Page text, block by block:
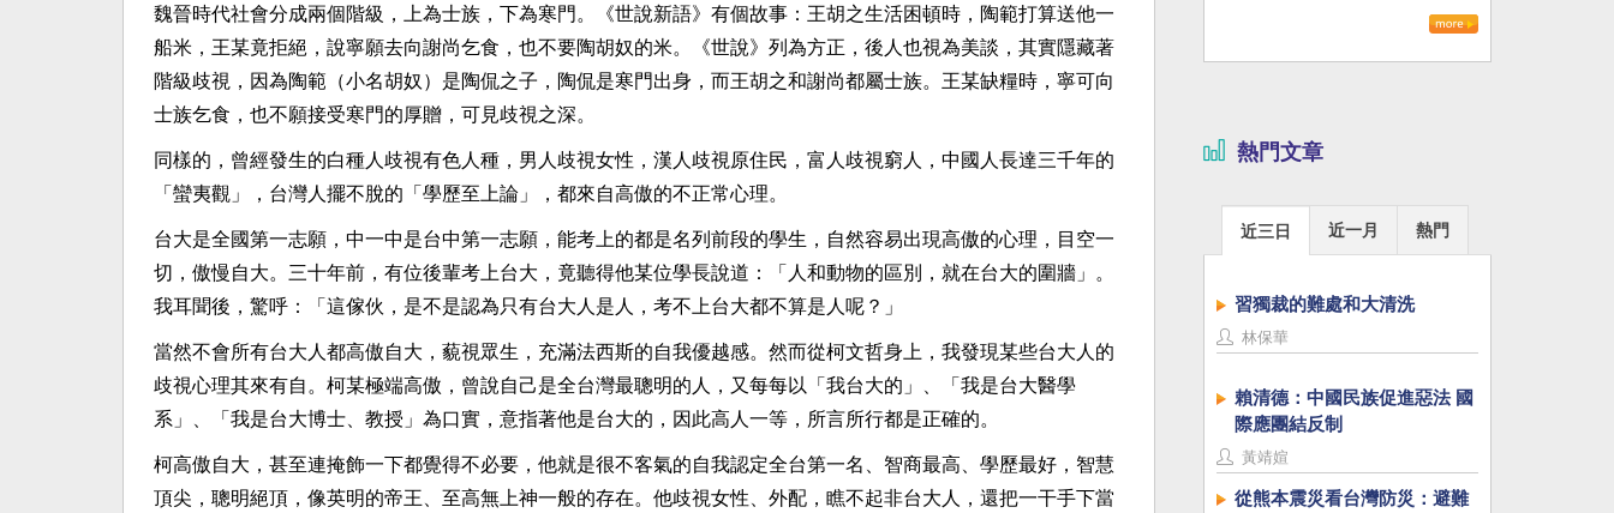
魏晉時代社會分成兩個階級，上為士族，下為寒門。《世說新語》有個故事：王胡之生活困頓時，陶範打算送他一
船米，王某竟拒絕，說寧願去向謝尚乞食，也不要陶胡奴的米。《世說》列為方正，後人也視為美談，其實隱藏著
階級歧視，因為陶範（小名胡奴）是陶侃之子，陶侃是寒門出身，而王胡之和謝尚都屬士族。王某缺糧時，寧可向
士族乞食，也不願接受寒門的厚贈，可見歧視之深。
同樣的，曾經發生的白種人歧視有色人種，男人歧視女性，漢人歧視原住民，富人歧視窮人，中國人長達三千年的
「蠻夷觀」，台灣人擺不脫的「學歷至上論」，都來自高傲的不正常心理。
台大是全國第一志願，中一中是台中第一志願，能考上的都是名列前段的學生，自然容易出現高傲的心理，目空一
切，傲慢自大。三十年前，有位後輩考上台大，竟聽得他某位學長說道：「人和動物的區別，就在台大的圍牆」。
我耳聞後，驚呼：「這傢伙，是不是認為只有台大人是人，考不上台大都不算是人呢？」
當然不會所有台大人都高傲自大，藐視眾生，充滿法西斯的自我優越感。然而從柯文哲身上，我發現某些台大人的
歧視心理其來有自。柯某極端高傲，曾說自己是全台灣最聰明的人，又每每以「我台大的」、「我是台大醫學
系」、「我是台大博士、教授」為口實，意指著他是台大的，因此高人一等，所言所行都是正確的。
柯高傲自大，甚至連掩飾一下都覺得不必要，他就是很不客氣的自我認定全台第一名、智商最高、學歷最好，智慧
頂尖，聰明絕頂，像英明的帝王、至高無上神一般的存在。他歧視女性、外配，瞧不起非台大人，還把一干手下當
熱門文章
近三日 近一月 熱門
習獨裁的難處和大清洗
林保華
賴清德：中國民族促進惡法 國
際應團結反制
黃靖媗
從熊本震災看台灣防災：避難